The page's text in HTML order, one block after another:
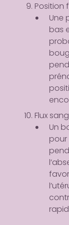
Une
bas
Flux
Un
pour